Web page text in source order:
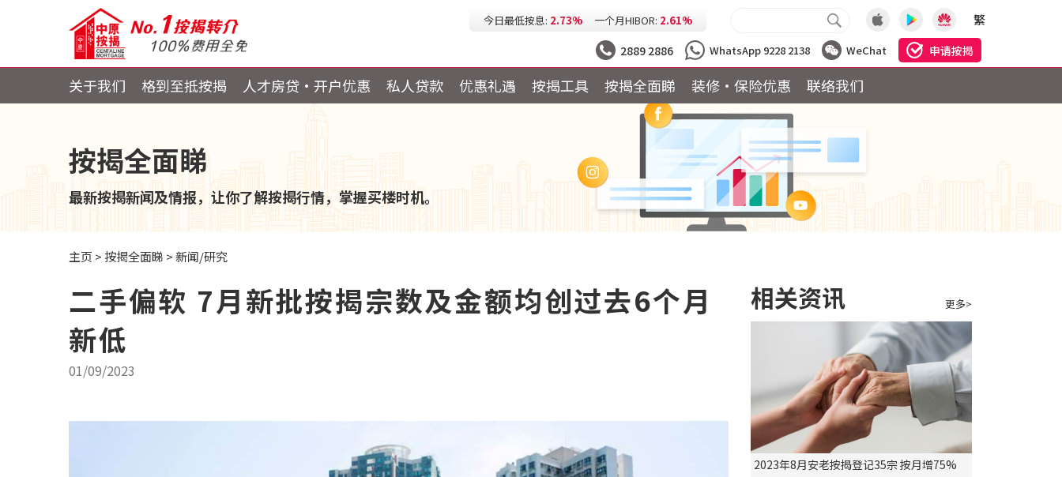
今日最低按息: 2.73% 一个月HIBOR: 2.61%
今日最低H按: 3.25%
繁
2889 2886 WhatsApp 9228 2138 WeChat 申请按揭
关于我们 格到至抵按揭 人才房贷・开户优惠 私人贷款 优惠礼遇 按揭工具 按揭全面睇 装修·保险优惠 联络我们
按揭全面睇
最新按揭新闻及情报，让你了解按揭行情，掌握买楼时机。
主页 >按揭全面睇 >新闻/研究
二手偏软 7月新批按揭宗数及金额均创过去6个月
新低
01/09/2023
相关资讯 更多>
2023年8月安老按揭登记35宗 按月增75%